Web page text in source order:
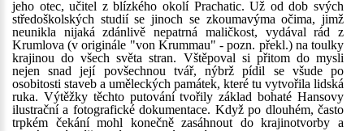
jeho otec, učitel z blízkého okolí Prachatic. Už od dob svých
středoškolských studií se jinoch se zkoumavýma očima, jimž
neunikla nijaká zdánlivě nepatrná maličkost, vydával rád z
Krumlova (v originále "von Krummau" - pozn. překl.) na toulky
krajinou do všech světa stran. Vštěpoval si přitom do mysli
nejen snad její povšechnou tvář, nýbrž pídil se všude po
osobitosti staveb a uměleckých památek, které tu vytvořila lidská
ruka. Výtěžky těchto putování tvořily základ bohaté Hansovy
ilustrační a fotografické dokumentace. Když po dlouhém, často
trpkém čekání mohl konečně zasáhnout do krajinotvorby a